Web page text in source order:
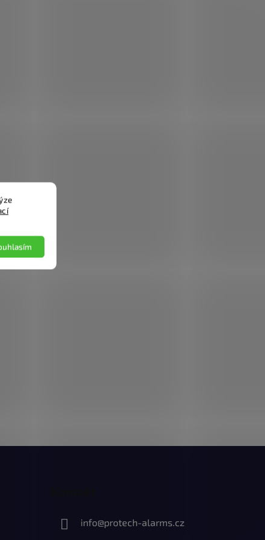
info@protech-alarms.cz